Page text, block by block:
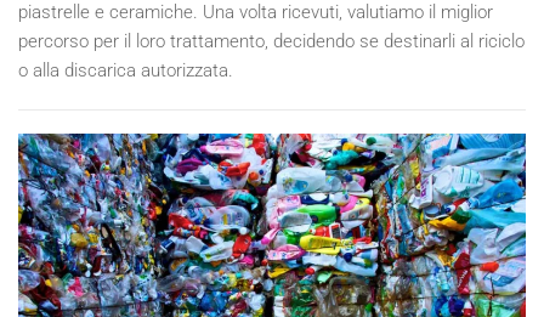
piastrelle e ceramiche. Una volta ricevuti, valutiamo il miglior
percorso per il loro trattamento, decidendo se destinarli al riciclo
o alla discarica autorizzata.